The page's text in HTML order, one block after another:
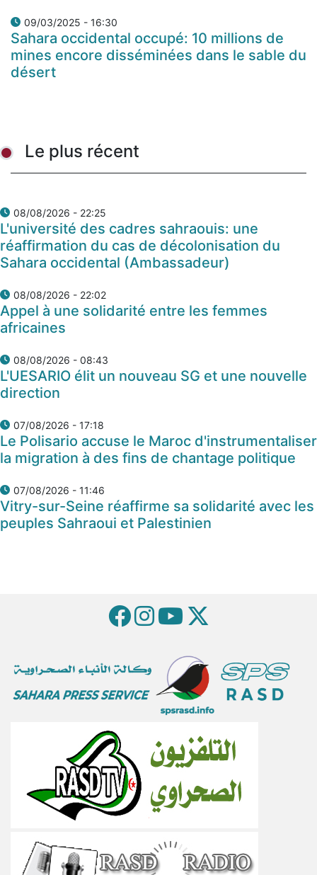
09/03/2025 - 16:30
Sahara occidental occupé: 10 millions de
mines encore disséminées dans le sable du
désert
Le plus récent
08/08/2026 - 22:25
L'université des cadres sahraouis: une
réaffirmation du cas de décolonisation du
Sahara occidental (Ambassadeur)
08/08/2026 - 22:02
Appel à une solidarité entre les femmes
africaines
08/08/2026 - 08:43
L'UESARIO élit un nouveau SG et une nouvelle
direction
07/08/2026 - 17:18
Le Polisario accuse le Maroc d'instrumentaliser
la migration à des fins de chantage politique
07/08/2026 - 11:46
Vitry-sur-Seine réaffirme sa solidarité avec les
peuples Sahraoui et Palestinien